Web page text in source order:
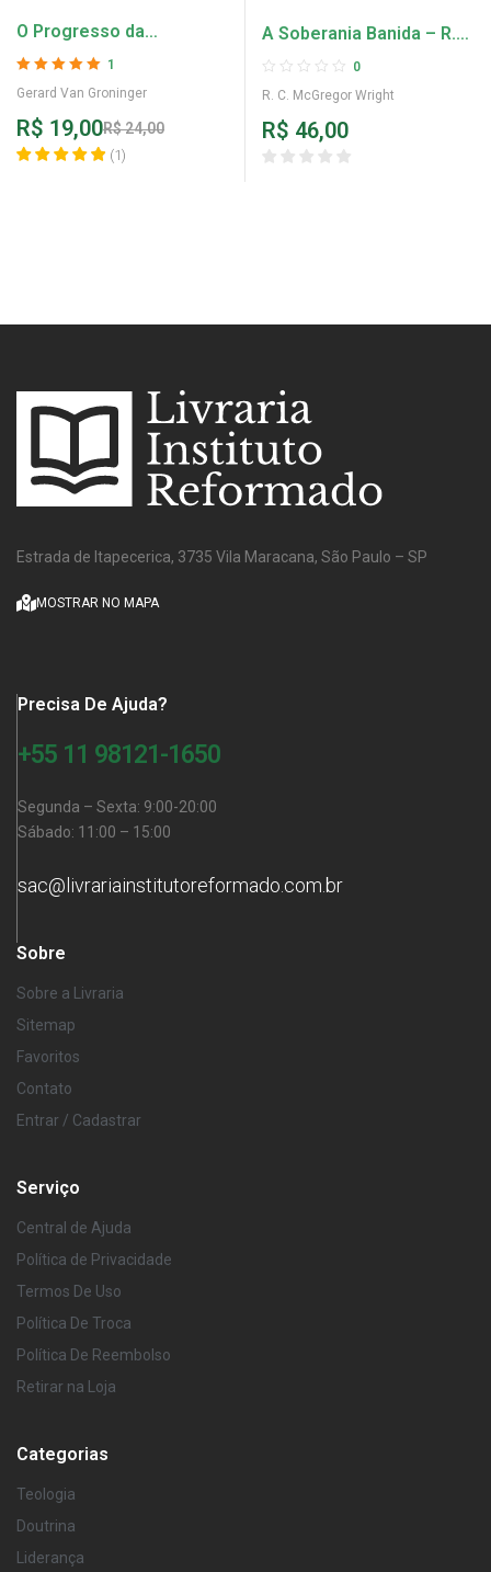
O Progresso da
Revelação no Antigo
Testamento – Gerard Van
1
Gerard Van Groninger
R$24,00
R$ 19,00
(1)
A Soberania Banida – R.
C. McGregor Wright
0
R. C. McGregor Wright
R$ 46,00
Estrada de Itapecerica, 3735 Vila Maracana, São Paulo – SP
MOSTRAR NO MAPA
Precisa De Ajuda?
+55 11 98121-1650
Segunda – Sexta: 9:00-20:00
Sábado: 11:00 – 15:00
sac@livrariainstitutoreformado.com.br
Sobre
Sobre a Livraria
Sitemap
Favoritos
Contato
Entrar / Cadastrar
Serviço
Central de Ajuda
Política de Privacidade
Termos De Uso
Política De Troca
Política De Reembolso
Retirar na Loja
Categorias
Teologia
Doutrina
Liderança